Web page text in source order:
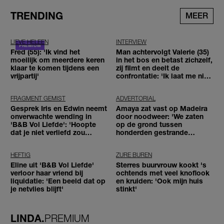
TRENDING MEER
LIEVE HELEEN
Fred (55): 'Ik vind het
moeilijk om meerdere keren
klaar te komen tijdens een
vrijpartij'
INTERVIEW
Man achtervolgt Valerie (35)
in het bos en betast zichzelf,
zij filmt en deelt de
confrontatie: 'Ik laat me niet
FRAGMENT GEMIST
Gesprek Iris en Edwin neemt
onverwachte wending in
'B&B Vol Liefde': 'Hoopte
dat je niet verliefd zou
ADVERTORIAL
Amaya zat vast op Madeira
door noodweer: 'We zaten
op de grond tussen
honderden gestrande
HEFTIG
Eline uit 'B&B Vol Liefde'
verloor haar vriend bij
liquidatie: 'Een beeld dat op
je netvlies blijft'
ZURE BUREN
Sterres buurvrouw kookt 's
ochtends met veel knoflook
en kruiden: 'Ook mijn huis
stinkt'
LINDA.PREMIUM